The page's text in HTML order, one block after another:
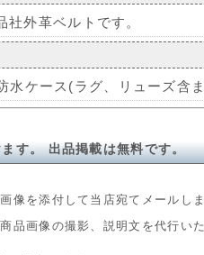
外革ベルトです。
ケース(ラグ、リューズ含ま
す。 出品掲載は無料です。
像を添付して当店宛てメールしま
品画像の撮影、説明文を代行いた